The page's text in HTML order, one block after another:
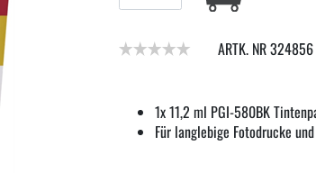
ARTK. NR 324856
1x 11,2 ml PGI-580BK
Für langlebige Fotodrucke